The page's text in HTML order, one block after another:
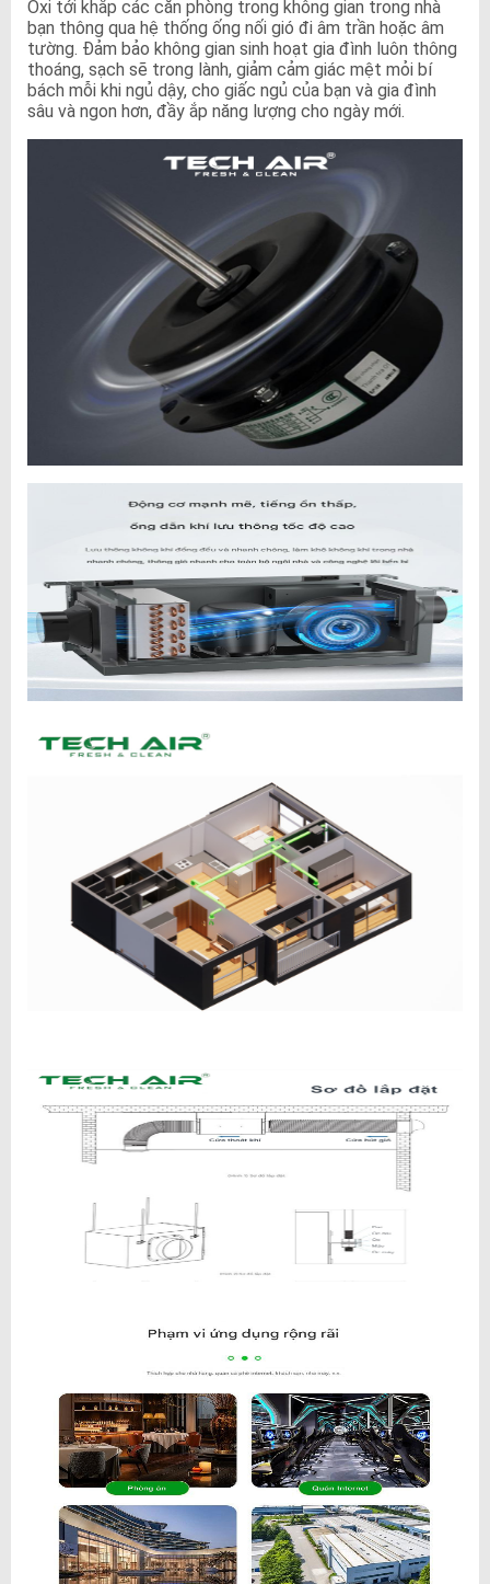
Oxi tới khắp các căn phòng trong không gian trong nhà
bạn thông qua hệ thống ống nối gió đi âm trần hoặc âm
tường. Đảm bảo không gian sinh hoạt gia đình luôn thông
thoáng, sạch sẽ trong lành, giảm cảm giác mệt mỏi bí
bách mỗi khi ngủ dậy, cho giấc ngủ của bạn và gia đình
sâu và ngon hơn, đầy ắp năng lượng cho ngày mới.